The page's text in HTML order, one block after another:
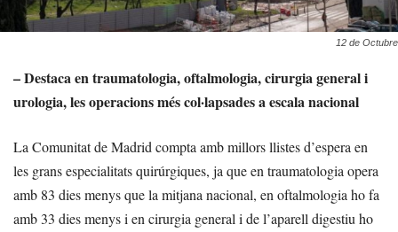
12 de Octubre
– Destaca en traumatologia, oftalmologia, cirurgia general i
urologia, les operacions més col·lapsades a escala nacional
La Comunitat de Madrid compta amb millors llistes d’espera en
les grans especialitats quirúrgiques, ja que en traumatologia opera
amb 83 dies menys que la mitjana nacional, en oftalmologia ho fa
amb 33 dies menys i en cirurgia general i de l’aparell digestiu ho